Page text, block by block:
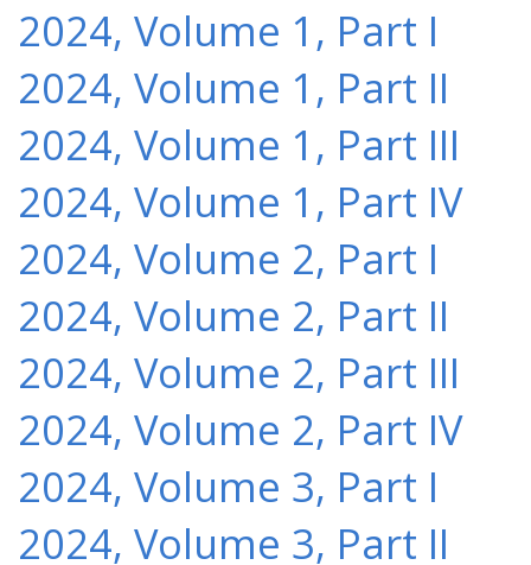
2024, Volume 1, Part I
2024, Volume 1, Part II
2024, Volume 1, Part III
2024, Volume 1, Part IV
2024, Volume 2, Part I
2024, Volume 2, Part II
2024, Volume 2, Part III
2024, Volume 2, Part IV
2024, Volume 3, Part I
2024, Volume 3, Part II